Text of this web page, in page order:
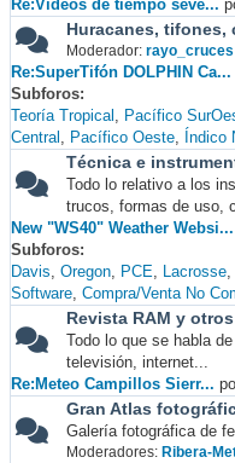
Re:Vídeos de tiempo seve...
Huracanes,
Moderador: rayo_cruces
Re:SuperTifón DOLPHIN Ca...
Subforos
Teoría Tropical
Pacífico
Central
Pacífico Oeste Índico
Técnica e
Todo lo relativo a los
trucos, formas de uso,
New "WS40" Weather Websi...
Subforos
Davis Oregon PCE Lacrosse
Software Compra/Venta No
Revista RAM y
Todo lo que se habla
televisión, internet...
Re:Meteo Campillos Sierr...
Gran Atlas
Galería fotográfica de
Moderadores: Ribera-